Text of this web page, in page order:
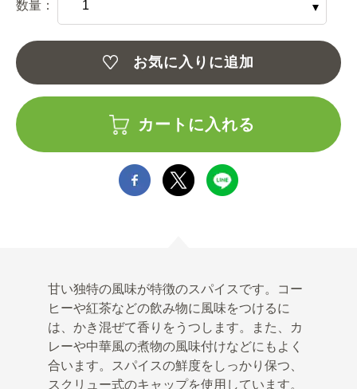
数量：
お気に入りに追加
カートに入れる
甘い独特の風味が特徴のスパイスです。コー
ヒーや紅茶などの飲み物に風味をつけるに
は、かき混ぜて香りをうつします。また、カ
レーや中華風の煮物の風味付けなどにもよく
合います。スパイスの鮮度をしっかり保つ、
スクリュー式のキャップを使用しています。